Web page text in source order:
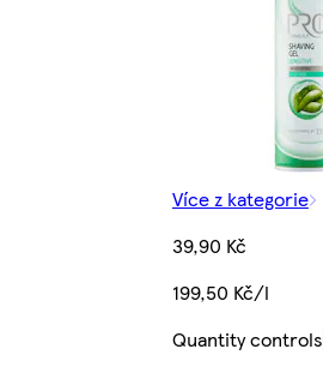
Více z kategorie
39,90 Kč
199,50 Kč/l
Quantity controls